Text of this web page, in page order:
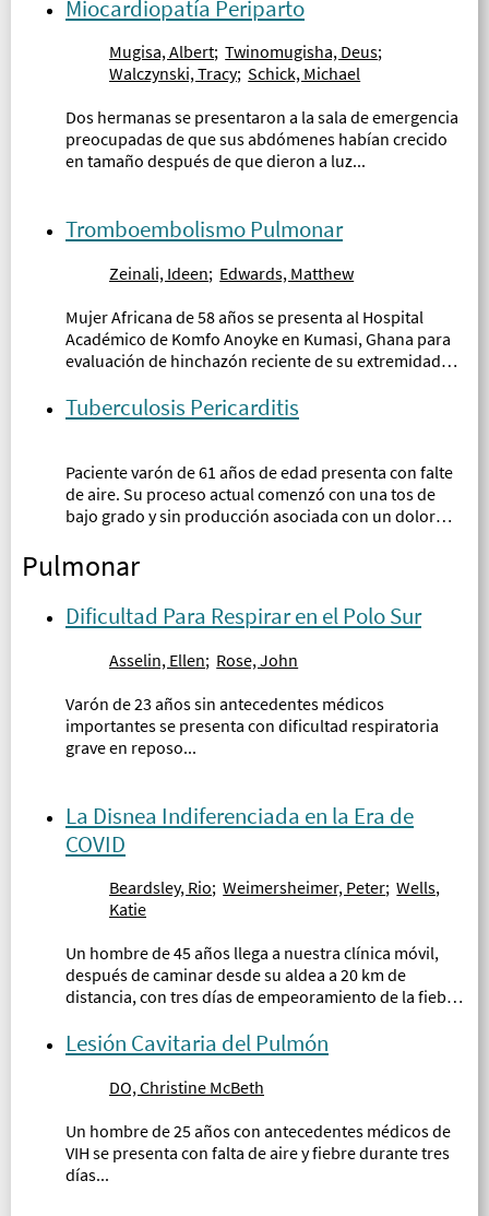
Miocardiopatía Periparto
Mugisa, Albert; Twinomugisha, Deus;
Walczynski, Tracy; Schick, Michael
Dos hermanas se presentaron a la sala de emergencia
preocupadas de que sus abdómenes habían crecido
en tamaño después de que dieron a luz...
Tromboembolismo Pulmonar
Zeinali, Ideen; Edwards, Matthew
Mujer Africana de 58 años se presenta al Hospital
Académico de Komfo Anoyke en Kumasi, Ghana para
evaluación de hinchazón reciente de su extremidad
cansancio...
Tuberculosis Pericarditis
Paciente varón de 61 años de edad presenta con falte
de aire. Su proceso actual comenzó con una tos de
bajo grado y sin producción asociada con un dolor
significativa en los últimos dos meses...
Pulmonar
Dificultad Para Respirar en el Polo Sur
Asselin, Ellen; Rose, John
Varón de 23 años sin antecedentes médicos
importantes se presenta con dificultad respiratoria
grave en reposo...
La Disnea Indiferenciada en la Era de
COVID
Beardsley, Rio; Weimersheimer, Peter; Wells,
Katie
Un hombre de 45 años llega a nuestra clínica móvil,
después de caminar desde su aldea a 20 km de
distancia, con tres días de empeoramiento de la fiebre,
Lesión Cavitaria del Pulmón
DO, Christine McBeth
Un hombre de 25 años con antecedentes médicos de
VIH se presenta con falta de aire y fiebre durante tres
días...